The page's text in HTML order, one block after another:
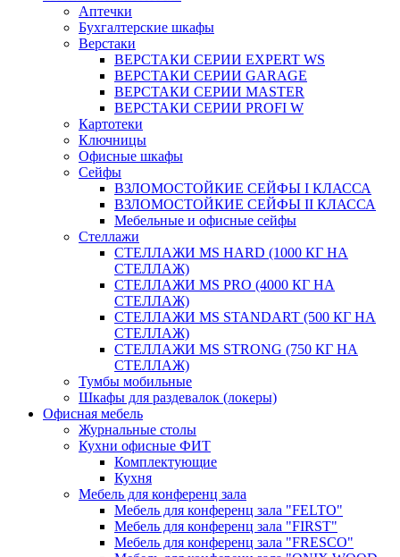
Аптечки
Бухгалтерские шкафы
Верстаки
ВЕРСТАКИ СЕРИИ EXPERT WS
ВЕРСТАКИ СЕРИИ GARAGE
ВЕРСТАКИ СЕРИИ MASTER
ВЕРСТАКИ СЕРИИ PROFI W
Картотеки
Ключницы
Офисные шкафы
Сейфы
ВЗЛОМОСТОЙКИЕ СЕЙФЫ I КЛАССА
ВЗЛОМОСТОЙКИЕ СЕЙФЫ II КЛАССА
Мебельные и офисные сейфы
Стеллажи
СТЕЛЛАЖИ MS HARD (1000 КГ НА
СТЕЛЛАЖ)
СТЕЛЛАЖИ MS PRO (4000 КГ НА
СТЕЛЛАЖ)
СТЕЛЛАЖИ MS STANDART (500 КГ НА
СТЕЛЛАЖ)
СТЕЛЛАЖИ MS STRONG (750 КГ НА
СТЕЛЛАЖ)
Тумбы мобильные
Шкафы для раздевалок (локеры)
Офисная мебель
Журнальные столы
Кухни офисные ФИТ
Комплектующие
Кухня
Мебель для конференц зала
Мебель для конференц зала "FELTO"
Мебель для конференц зала "FIRST"
Мебель для конференц зала "FRESCO"